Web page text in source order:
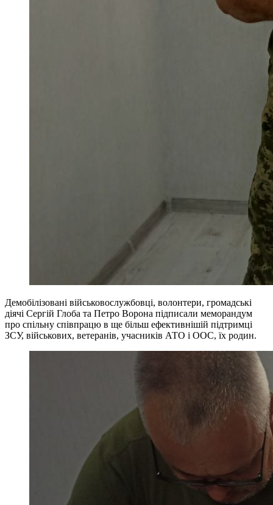
Демобілізовані військовослужбовці, волонтери, громадські
діячі Сергій Глоба та Петро Ворона підписали меморандум
про спільну співпрацю в ще більш ефективнішій підтримці
ЗСУ, військових, ветеранів, учасників АТО і ООС, їх родин.